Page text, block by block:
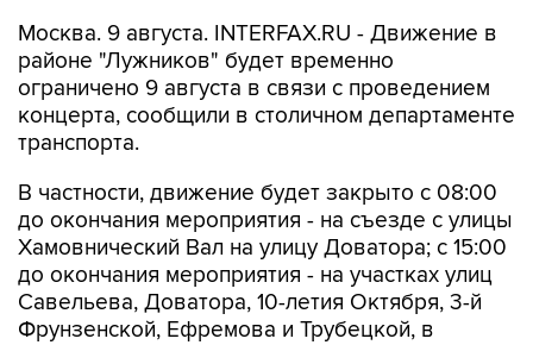
Москва. 9 августа. INTERFAX.RU - Движение в
районе "Лужников" будет временно
ограничено 9 августа в связи с проведением
концерта, сообщили в столичном департаменте
транспорта.
В частности, движение будет закрыто с 08:00
до окончания мероприятия - на съезде с улицы
Хамовнический Вал на улицу Доватора; с 15:00
до окончания мероприятия - на участках улиц
Савельева, Доватора, 10-летия Октября, 3-й
Фрунзенской, Ефремова и Трубецкой, в